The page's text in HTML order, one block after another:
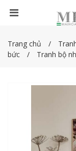
Trang chủ
bức
Tranh bộ